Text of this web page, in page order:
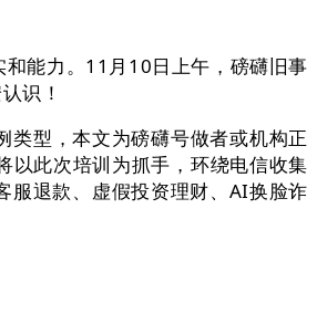
能力。11月10日上午，磅礴旧事
识！
型，本文为磅礴号做者或机构正
以此次培训为抓手，环绕电信收集
服退款、虚假投资理财、AI换脸诈